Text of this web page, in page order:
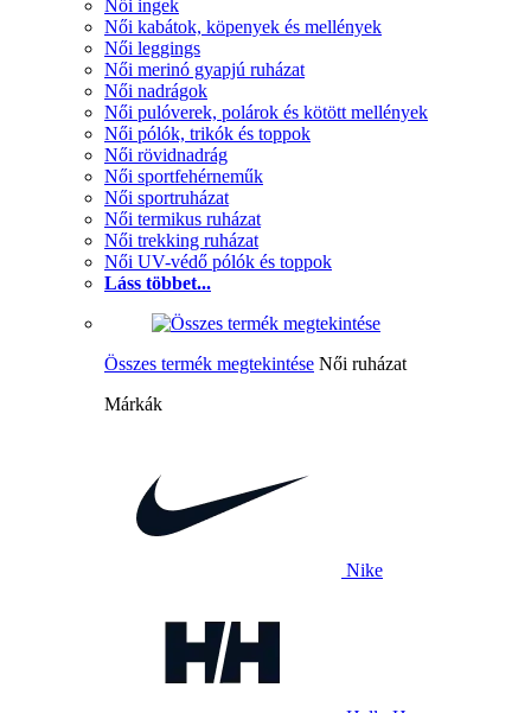
Női ingek
Női kabátok, köpenyek és mellények
Női leggings
Női merinó gyapjú ruházat
Női nadrágok
Női pulóverek, polárok és kötött mellények
Női pólók, trikók és toppok
Női rövidnadrág
Női sportfehérneműk
Női sportruházat
Női termikus ruházat
Női trekking ruházat
Női UV-védő pólók és toppok
Láss többet...
Összes termék megtekintése Női ruházat
Márkák
Nike